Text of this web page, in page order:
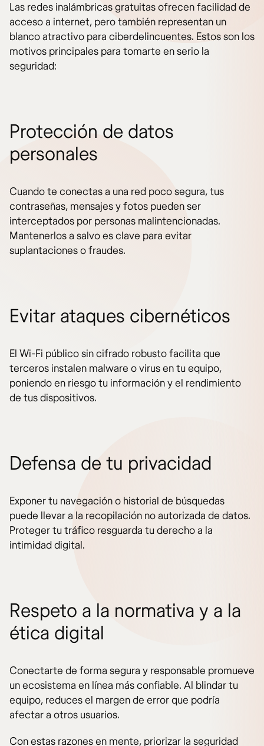
Las redes inalámbricas gratuitas ofrecen facilidad de
acceso a internet, pero también representan un
blanco atractivo para ciberdelincuentes. Estos son los
motivos principales para tomarte en serio la
seguridad:
Protección de datos
personales
Cuando te conectas a una red poco segura, tus
contraseñas, mensajes y fotos pueden ser
interceptados por personas malintencionadas.
Mantenerlos a salvo es clave para evitar
suplantaciones o fraudes.
Evitar ataques cibernéticos
El Wi-Fi público sin cifrado robusto facilita que
terceros instalen malware o virus en tu equipo,
poniendo en riesgo tu información y el rendimiento
de tus dispositivos.
Defensa de tu privacidad
Exponer tu navegación o historial de búsquedas
puede llevar a la recopilación no autorizada de datos.
Proteger tu tráfico resguarda tu derecho a la
intimidad digital.
Respeto a la normativa y a la
ética digital
Conectarte de forma segura y responsable promueve
un ecosistema en línea más confiable. Al blindar tu
equipo, reduces el margen de error que podría
afectar a otros usuarios.
Con estas razones en mente, priorizar la seguridad